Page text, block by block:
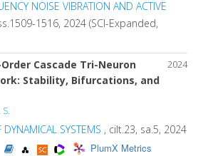
NOISE VIBRATION AND ACTIVE
1516, 2024 (SCI-Expanded,
2024
Cascade Tri-Neuron
Stability, Bifurcations, and
SYSTEMS , cilt.23, sa.5, 2024
PlumX Metrics